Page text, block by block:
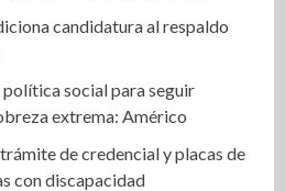
candidatura al respaldo
social para seguir
extrema: Américo
de credencial y placas de
con discapacidad